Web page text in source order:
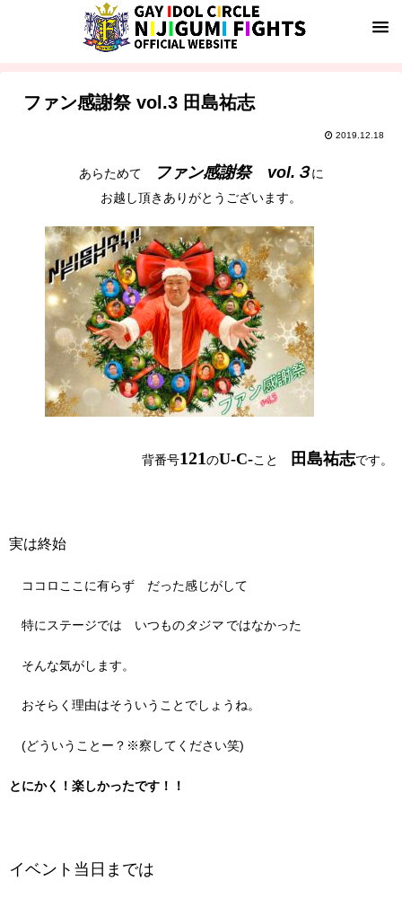
ファン感謝祭 vol.3 田島祐志
2019.12.18
あらためて ファン感謝祭 vol.３に
お越し頂きありがとうございます。
背番号121のU-C-こと 田島祐志です。
実は終始
ココロここに有らず だった感じがして
特にステージでは いつものタジマ ではなかった
そんな気がします。
おそらく理由はそういうことでしょうね。
(どういうことー？※察してください笑)
とにかく！楽しかったです！！
イベント当日までは